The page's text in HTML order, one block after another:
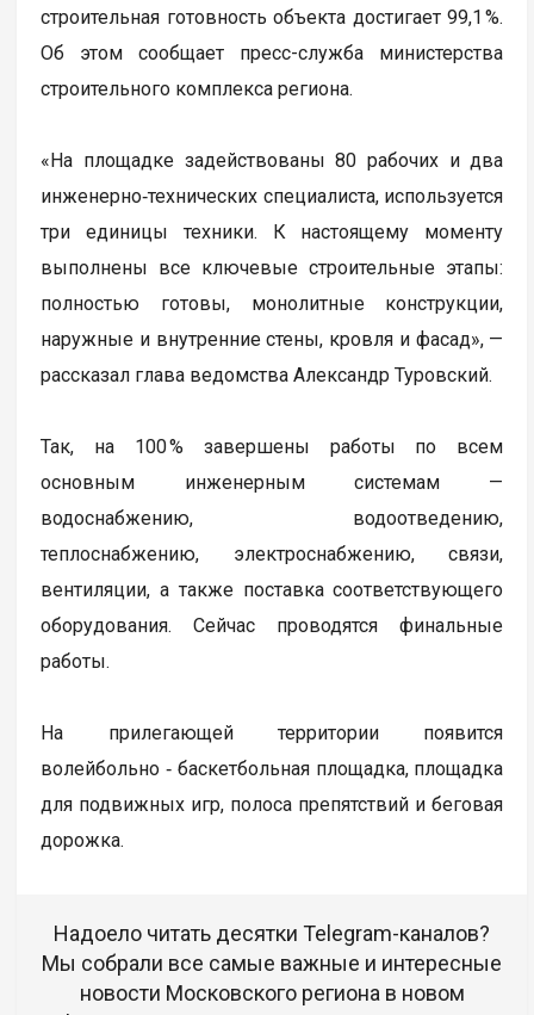
строительная готовность объекта достигает 99,1 %.
Об этом сообщает пресс-служба министерства
строительного комплекса региона.
«На площадке задействованы 80 рабочих и два
инженерно‑технических специалиста, используется
три единицы техники. К настоящему моменту
выполнены все ключевые строительные этапы:
полностью готовы, монолитные конструкции,
наружные и внутренние стены, кровля и фасад», —
рассказал глава ведомства Александр Туровский.
Так, на 100 % завершены работы по всем
основным инженерным системам —
водоснабжению, водоотведению,
теплоснабжению, электроснабжению, связи,
вентиляции, а также поставка соответствующего
оборудования. Сейчас проводятся финальные
работы.
На прилегающей территории появится
волейбольно ‑ баскетбольная площадка, площадка
для подвижных игр, полоса препятствий и беговая
дорожка.
Надоело читать десятки Telegram-каналов?
Мы собрали все самые важные и интересные
новости Московского региона в новом